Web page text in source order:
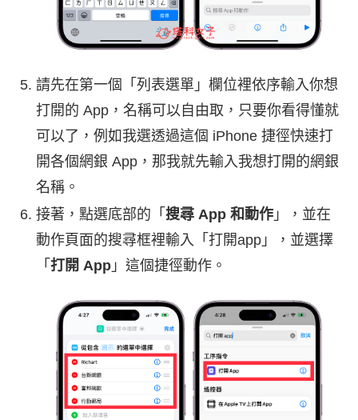
請先在第一個「列表選單」欄位裡依序輸入你想
打開的 App，名稱可以自由取，只要你看得懂就
可以了，例如我選透過這個 iPhone 捷徑快速打
開各個網銀 App，那我就先輸入我想打開的網銀
名稱。
接著，點選底部的「 搜尋 App 和動作 」，並在
動作頁面的搜尋框裡輸入「打開app」，並選擇
「 打開 App 」這個捷徑動作。